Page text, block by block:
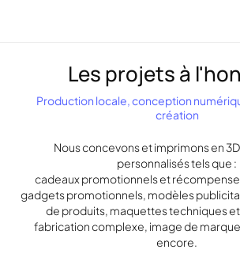
Les projets à
Production locale, conception
création
Nous concevons et imprimons en
personnalisés tels que :
cadeaux promotionnels et
gadgets promotionnels, modèles
de produits, maquettes techniques et
fabrication complexe, image de
encore.